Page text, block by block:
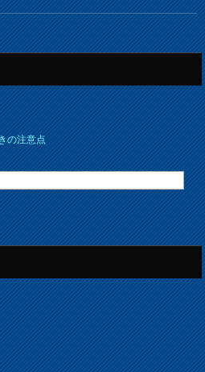
の注意点